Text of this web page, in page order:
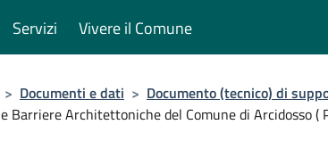
Servizi Vivere il Comune
> Documenti e dati > Documento (tecnico) di
Barriere Architettoniche del Comune di Arcidosso (